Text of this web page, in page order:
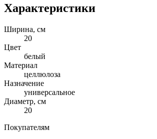
Характеристики
Ширина, см
20
Цвет
белый
Материал
целлюлоза
Назначение
универсальное
Диаметр, см
20
Покупателям